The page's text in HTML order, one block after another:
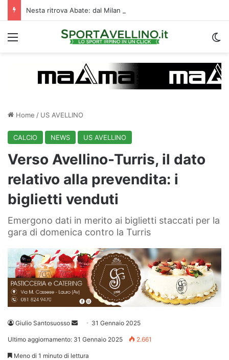
Menu
Home / US AVELLINO
CALCIO NEWS US AVELLINO
Verso Avellino-Turris, il dato
relativo alla prevendita: i
biglietti venduti
Emergono dati in merito ai biglietti staccati per la
gara di domenica contro la Turris
Giulio Santosuosso
Invia 31 Gennaio 2025
Ultimo aggiornamento: 31 Gennaio 2025 2.661
Meno di 1 minuto di lettura